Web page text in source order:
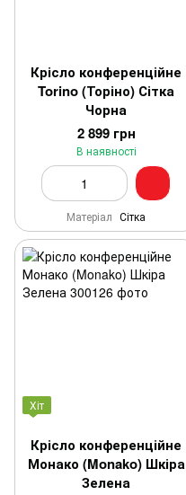
Крісло конференційне
Torino (Торіно) Сітка
Чорна
2 899 грн
В наявності
Матеріал Сітка
Хіт
Крісло конференційне
Монако (Monako) Шкіра
Зелена